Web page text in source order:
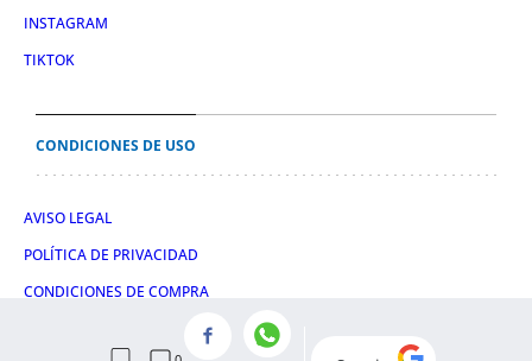
INSTAGRAM
TIKTOK
CONDICIONES DE USO
AVISO LEGAL
POLÍTICA DE PRIVACIDAD
CONDICIONES DE COMPRA